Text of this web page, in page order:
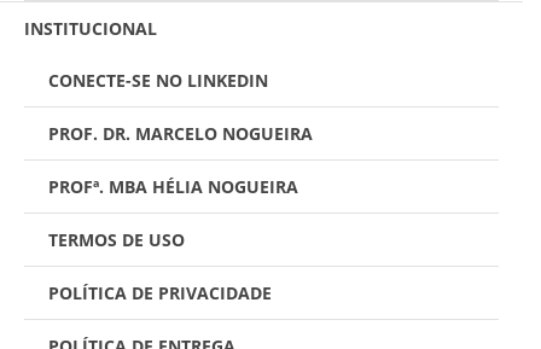
INSTITUCIONAL
CONECTE-SE NO LINKEDIN
PROF. DR. MARCELO NOGUEIRA
PROFª. MBA HÉLIA NOGUEIRA
TERMOS DE USO
POLÍTICA DE PRIVACIDADE